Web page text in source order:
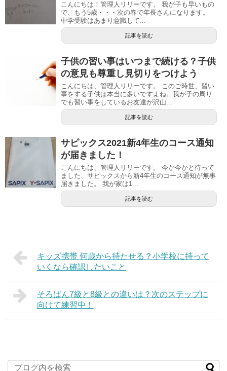
こんにちは！管理人リリーです。 我が子も早いもの
で、もう5歳・・・次の春で年長さんになります。
中学受験はあまり意識して...
記事を読む
子供の習い事はいつまで続ける？子供
の意見も尊重し見切りをつけよう
こんにちは、管理人リリーです。 このご時世、習い
事をする子供は本当に多いですよね。我が子の周り
でも習い事をしているお友達が沢山...
記事を読む
サピックス2021新4年生のコース通知
が届きました！
こんにちは、管理人リリーです。 今か今かと待って
ました、サピックスから新4年生のコース通知が無事
届きました。 我が家は1...
記事を読む
キッズ携帯 何歳から持たせる？小学校に持って
いくなら確認したいこと
そろばん7級と8級との違いは？次のステップに
向けて練習中！